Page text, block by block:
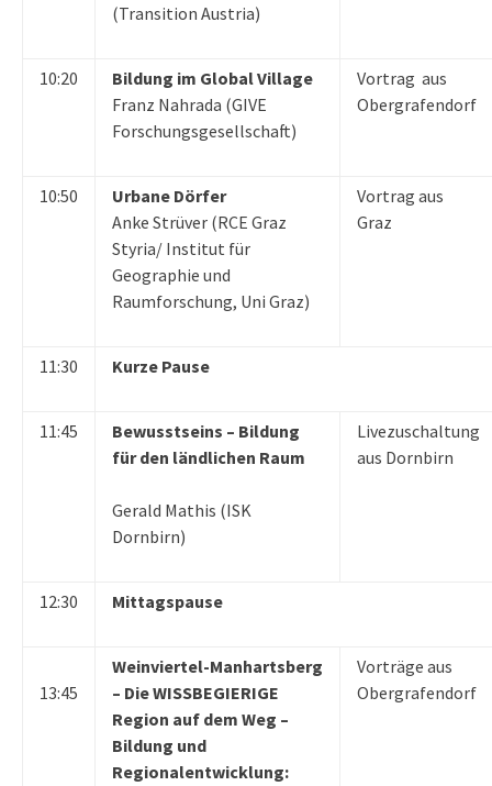
(Transition Austria)
10:20
Bildung im Global Village
Franz Nahrada (GIVE
Forschungsgesellschaft)
Vortrag aus
Obergrafendorf
10:50
Urbane Dörfer
Anke Strüver (RCE Graz
Styria/ Institut für
Geographie und
Raumforschung, Uni Graz)
Vortrag aus
Graz
11:30 Kurze Pause
11:45
Bewusstseins – Bildung
für den ländlichen Raum
Gerald Mathis (ISK
Dornbirn)
Livezuschaltung
aus Dornbirn
12:30 Mittagspause
13:45
Weinviertel-Manhartsberg
– Die WISSBEGIERIGE
Region auf dem Weg –
Bildung und
Regionalentwicklung:
Vorträge aus
Obergrafendorf